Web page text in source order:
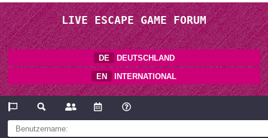
LIVE ESCAPE GAME FORUM
DE DEUTSCHLAND
EN INTERNATIONAL